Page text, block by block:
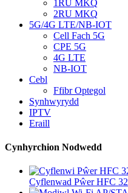
1RU MKQ
2RU MKQ
5G/4G LTE/NB-IOT
Cell Fach 5G
CPE 5G
4G LTE
NB-IOT
Cebl
Ffibr Optegol
Synhwyrydd
IPTV
Eraill
Cynhyrchion Nodwedd
Cyflenwad Pŵer HFC